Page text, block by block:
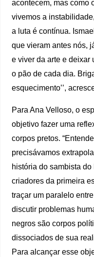
acontecem, mas como
vivemos a
a luta é contínua.
que vieram antes nós,
e viver da arte e deixar
o pão de cada dia.
esquecimento’’,
Para Ana Velloso, o
objetivo fazer uma
corpos pretos.
precisávamos
história do sambista
criadores da primeira
traçar um paralelo
discutir problemas
negros são corpos
dissociados de sua
Para alcançar esse